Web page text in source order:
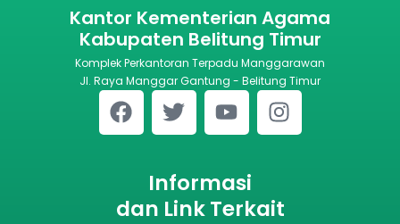
Kantor Kementerian Agama
Kabupaten Belitung Timur
Komplek Perkantoran Terpadu Manggarawan
Jl. Raya Manggar Gantung - Belitung Timur
Informasi
dan Link Terkait